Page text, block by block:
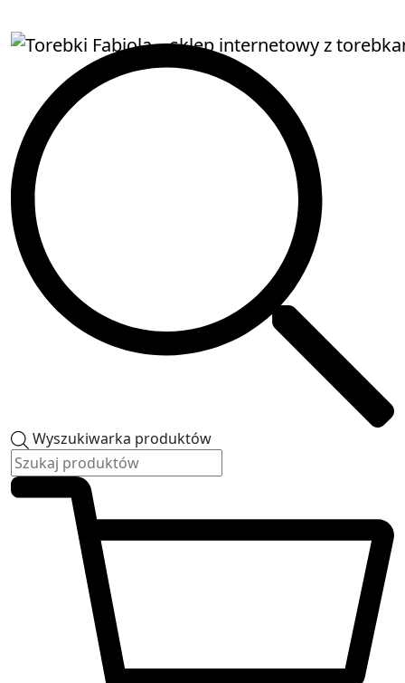
Wyszukiwarka produktów